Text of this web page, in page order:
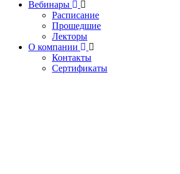
Вебинары
Расписание
Прошедшие
Лекторы
О компании
Контакты
Сертификаты